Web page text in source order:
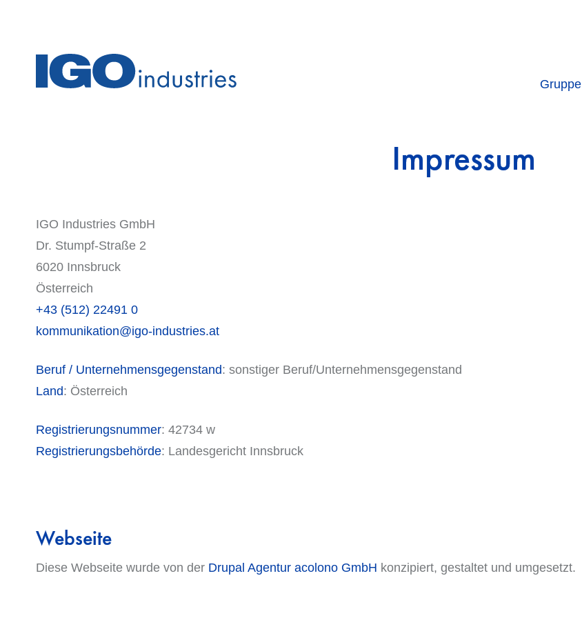
Gruppe
Impressum
IGO Industries GmbH
Dr. Stumpf-Straße 2
6020 Innsbruck
Österreich
+43 (512) 22491 0
kommunikation@igo-industries.at
Beruf / Unternehmensgegenstand: sonstiger Beruf/Unternehmensgegenstand
Land: Österreich
Registrierungsnummer: 42734 w
Registrierungsbehörde: Landesgericht Innsbruck
Webseite
Diese Webseite wurde von der Drupal Agentur acolono GmbH konzipiert, gestaltet und umgesetzt.